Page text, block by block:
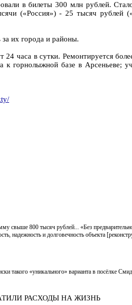
в билеты 300 млн рублей.
(«Россия») - 25 тысяч рублей
их города и районы.
часа в сутки. Ремонтируется
горнолыжной базе в Арсеньеве;
800 тысяч рублей... «Без
надежность и долговечность объекта
такого «уникального» варианта в посёлке
РАСХОДЫ НА ЖИЗНЬ